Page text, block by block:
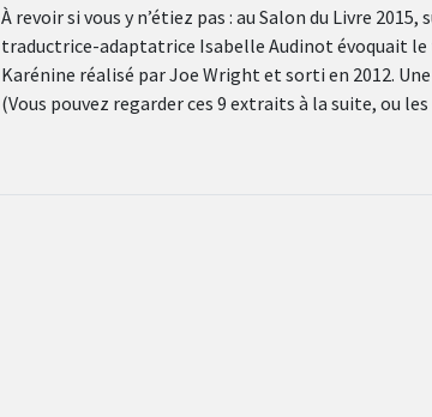
À revoir si vous y n’étiez pas : au Salon du Livre
traductrice-adaptatrice Isabelle Audinot évoquait
Karénine réalisé par Joe Wright et sorti en 2012.
(Vous pouvez regarder ces 9 extraits à la suite, ou